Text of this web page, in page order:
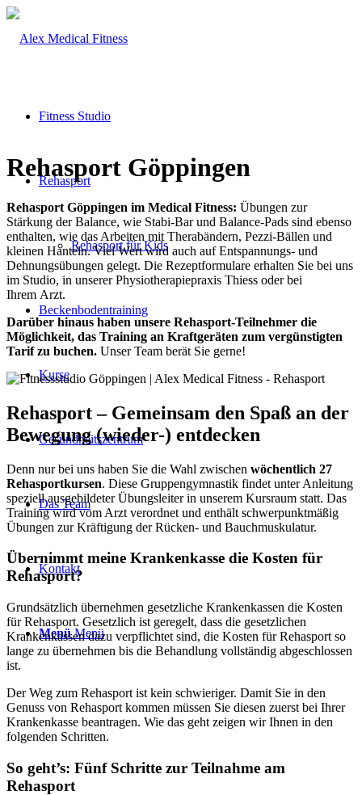
Fitness Studio
Rehasport
Rehasport für Kids
Beckenbodentraining
Kurse
Gesundheitszentrum
Das Team
Kontakt
Menü Menü
Rehasport Göppingen
Rehasport Göppingen im Medical Fitness: Übungen zur
Stärkung der Balance, wie Stabi-Bar und Balance-Pads sind ebenso
enthalten, wie das Arbeiten mit Therabändern, Pezzi-Bällen und
kleinen Hanteln. Viel Wert wird auch auf Entspannungs- und
Dehnungsübungen gelegt. Die Rezeptformulare erhalten Sie bei uns
im Studio, in unserer Physiotherapiepraxis Thiess oder bei
Ihrem Arzt.
Darüber hinaus haben unsere Rehasport-Teilnehmer die
Möglichkeit, das Training an Kraftgeräten zum vergünstigten
Tarif zu buchen. Unser Team berät Sie gerne!
Rehasport – Gemeinsam den Spaß an der
Bewegung (wieder-) entdecken
Denn nur bei uns haben Sie die Wahl zwischen wöchentlich 27
Rehasportkursen. Diese Gruppengymnastik findet unter Anleitung
speziell ausgebildeter Übungsleiter in unserem Kursraum statt. Das
Training wird vom Arzt verordnet und enthält schwerpunktmäßig
Übungen zur Kräftigung der Rücken- und Bauchmuskulatur.
Übernimmt meine Krankenkasse die Kosten für
Rehasport?
Grundsätzlich übernehmen gesetzliche Krankenkassen die Kosten
für Rehasport. Gesetzlich ist geregelt, dass die gesetzlichen
Krankenkassen dazu verpflichtet sind, die Kosten für Rehasport so
lange zu übernehmen bis die Behandlung vollständig abgeschlossen
ist.
Der Weg zum Rehasport ist kein schwieriger. Damit Sie in den
Genuss von Rehasport kommen müssen Sie diesen zuerst bei Ihrer
Krankenkasse beantragen. Wie das geht zeigen wir Ihnen in den
folgenden Schritten.
So geht’s: Fünf Schritte zur Teilnahme am
Rehasport